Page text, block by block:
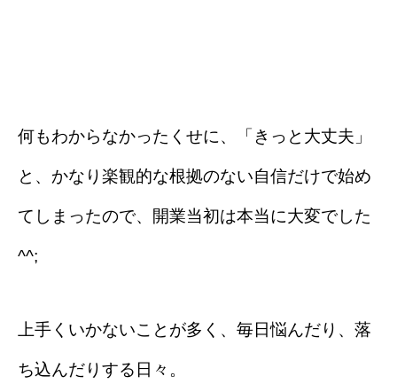
何もわからなかったくせに、「きっと大丈夫」
と、かなり楽観的な根拠のない自信だけで始め
てしまったので、開業当初は本当に大変でした
^^;
上手くいかないことが多く、毎日悩んだり、落
ち込んだりする日々。